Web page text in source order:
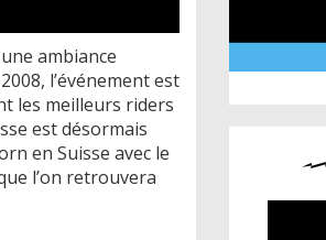
ambiance
l’événement est
les meilleurs riders
est désormais
en Suisse avec le
l’on retrouvera